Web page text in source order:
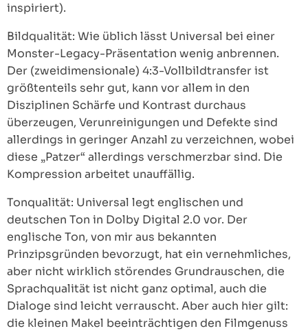
inspiriert).
Bildqualität: Wie üblich lässt Universal bei einer
Monster-Legacy-Präsentation wenig anbrennen.
Der (zweidimensionale) 4:3-Vollbildtransfer ist
größtenteils sehr gut, kann vor allem in den
Disziplinen Schärfe und Kontrast durchaus
überzeugen, Verunreinigungen und Defekte sind
allerdings in geringer Anzahl zu verzeichnen, wobei
diese „Patzer“ allerdings verschmerzbar sind. Die
Kompression arbeitet unauffällig.
Tonqualität: Universal legt englischen und
deutschen Ton in Dolby Digital 2.0 vor. Der
englische Ton, von mir aus bekannten
Prinzipsgründen bevorzugt, hat ein vernehmliches,
aber nicht wirklich störendes Grundrauschen, die
Sprachqualität ist nicht ganz optimal, auch die
Dialoge sind leicht verrauscht. Aber auch hier gilt:
die kleinen Makel beeinträchtigen den Filmgenuss